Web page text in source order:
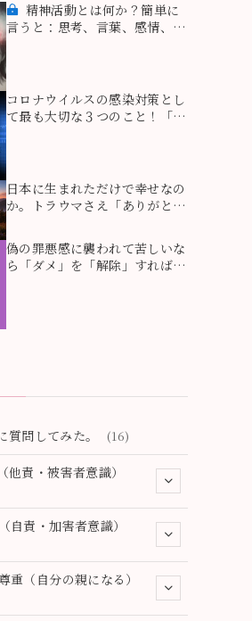
精神活動とは何か？簡単に
言うと：思考、言葉、感情、行
コロナウイルスの感染対策とし
て最も大切な３つのこと！「免
量のビタミンＣ」が、「遅らせ
る」または「感染を止める」と
日本に生まれただけで幸せなの
か。トラウマさえ「ありがと
新しい人生の意味
偽の罪悪感に襲われて苦しいな
ら「ダメ」を「解除」すればい
質問してみた。 (16)
他責・被害者意識）
(2)
(1)
自責・加害者意識）
(2)
(6)
重（自分の親になる）